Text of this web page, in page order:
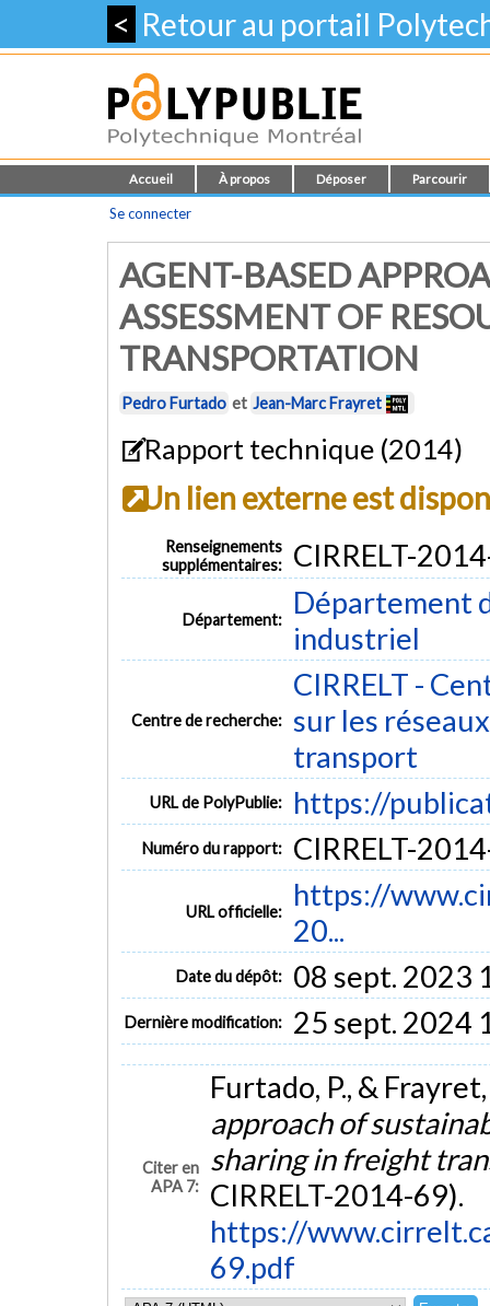
< Retour au portail
Accueil À propos Déposer Parcourir
Se connecter
AGENT-BASED
ASSESSMENT OF
TRANSPORTATION
Pedro Furtado et Jean-Marc Frayret
Rapport technique (2014)
Un lien externe est
Renseignements
supplémentaires:
CIRRELT-
Département:
Département
industriel
Centre de recherche:
CIRRELT -
sur les
transport
URL de PolyPublie: https://
Numéro du rapport: CIRRELT-
URL officielle:
https://
20...
Date du dépôt: 08 sept. 2023
Dernière modification: 25 sept. 2024
Citer en
APA 7:
Furtado, P., &
approach of
sharing in freight
CIRRELT-2014-69).
https://
69.pdf